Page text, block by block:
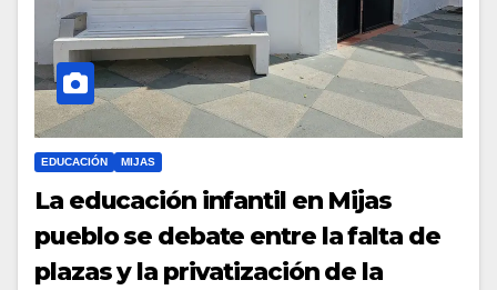
EDUCACIÓN MIJAS
La educación infantil en Mijas
pueblo se debate entre la falta de
plazas y la privatización de la